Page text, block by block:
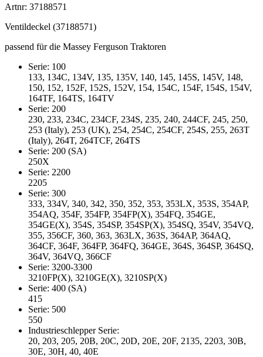
Artnr: 37188571
Ventildeckel (37188571)
passend für die Massey Ferguson Traktoren
Serie: 100
133, 134C, 134V, 135, 135V, 140, 145, 145S, 145V, 148,
150, 152, 152F, 152S, 152V, 154, 154C, 154F, 154S, 154V,
164TF, 164TS, 164TV
Serie: 200
230, 233, 234C, 234CF, 234S, 235, 240, 244CF, 245, 250,
253 (Italy), 253 (UK), 254, 254C, 254CF, 254S, 255, 263T
(Italy), 264T, 264TCF, 264TS
Serie: 200 (SA)
250X
Serie: 2200
2205
Serie: 300
333, 334V, 340, 342, 350, 352, 353, 353LX, 353S, 354AP,
354AQ, 354F, 354FP, 354FP(X), 354FQ, 354GE,
354GE(X), 354S, 354SP, 354SP(X), 354SQ, 354V, 354VQ,
355, 356CF, 360, 363, 363LX, 363S, 364AP, 364AQ,
364CF, 364F, 364FP, 364FQ, 364GE, 364S, 364SP, 364SQ,
364V, 364VQ, 366CF
Serie: 3200-3300
3210FP(X), 3210GE(X), 3210SP(X)
Serie: 400 (SA)
415
Serie: 500
550
Industrieschlepper Serie:
20, 203, 205, 20B, 20C, 20D, 20E, 20F, 2135, 2203, 30B,
30E, 30H, 40, 40E